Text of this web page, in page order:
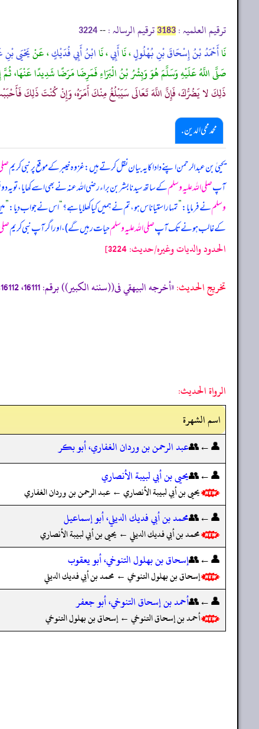
ترقیم العلمیہ : 3183 ترقیم الرسالہ : --
3224
نَاأَحْمَدُ بْنُ إِسْحَاقَ بْنِ بُهْلُولٍ، نَاأَبِي، نَاابْنُ أَبِي فُدَيْكٍ، عَنْيَحْيَى بْنِ
صَلَّى اللَّهُ عَلَيْهِ وَسَلَّمَ هُوَ وَبِشْرُ بْنُ الْبَرَاءِ فَمَرِضَا مَرَضًا شَدِيدًا عَنْهَا، ثُمَّ
ذَلِكَ لا يَضُرُّكَ، فَإِنَّ اللَّهَ تَعَالَى سَيَبْلُغُ مِنْكَ أَمَرَهُ، وَإِنْ كُنْتَ ذَلِكَ
محمد محی الدین .
یحییٰ بن عبدالرحمن اپنے دادا کا یہ بیان نقل کرتے ہیں: غزوہ خیبر کے موقع پر نبی کریم
آپصلی اللہ علیہ وسلمکے ساتھ سیدنا بشر بن براء رضی اللہ عنہ نے بھی اسے کھایا، تو یہ
وسلمنے فرمایا:”تمہارا ستیاناس ہو، تم نے ہمیں کیا کھلایا ہے؟“اس نے جواب دیا:”
کے غالب ہونے تک آپصلی اللہ علیہ وسلمحیات رہیں گے)، اور اگر آپ نبی کریم
الحدود والديات وغيره/حدیث: 3224]
تخریج الحدیث:«أخرجه البيهقي فى((سننه الكبير)) برقم: 16111، 16112، والدارقطني فى ((سننه)) برقم: 3224»
الرواة الحديث:
اسم الشهرة
👤←👥عبد الرحمن بن وردان الغفاري، أبو بكر
👤←👥يحيى بن أبي لبيبة الأنصاري
يحيى بن أبي لبيبة الأنصاري ← عبد الرحمن بن وردان الغفاري
👤←👥محمد بن أبي فديك الديلي، أبو إسماعيل
محمد بن أبي فديك الديلي ← يحيى بن أبي لبيبة الأنصاري
👤←👥إسحاق بن بهلول التنوخي، أبو يعقوب
إسحاق بن بهلول التنوخي ← محمد بن أبي فديك الديلي
👤←👥أحمد بن إسحاق التنوخي، أبو جعفر
أحمد بن إسحاق التنوخي ← إسحاق بن بهلول التنوخي